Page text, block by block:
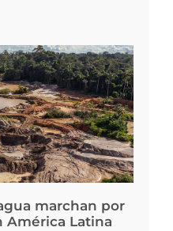
marchan por
América Latina